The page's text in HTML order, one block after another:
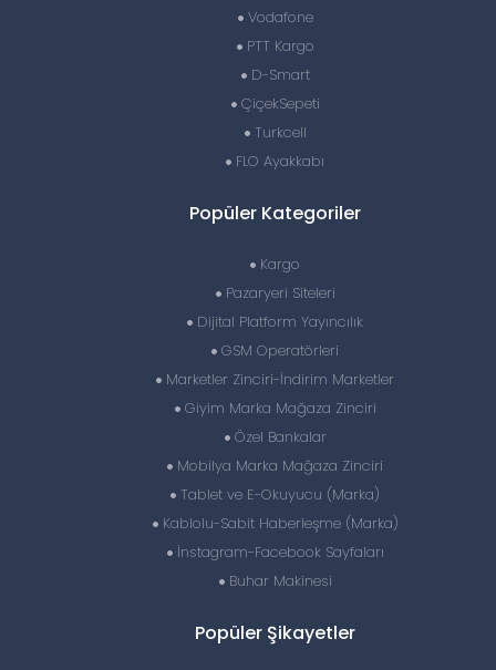
Vodafone
PTT Kargo
D-Smart
ÇiçekSepeti
Turkcell
FLO Ayakkabı
Popüler Kategoriler
Kargo
Pazaryeri Siteleri
Dijital Platform Yayıncılık
GSM Operatörleri
Marketler Zinciri-İndirim Marketler
Giyim Marka Mağaza Zinciri
Özel Bankalar
Mobilya Marka Mağaza Zinciri
Tablet ve E-Okuyucu (Marka)
Kablolu-Sabit Haberleşme (Marka)
İnstagram-Facebook Sayfaları
Buhar Makinesi
Popüler Şikayetler